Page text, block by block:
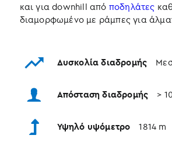
Δυσκολία διαδρομής
Απόσταση διαδρομής >
Υψηλό υψόμετρο 1814 m
και για downhill από ποδηλάτες
διαμορφωμένο με ράμπες για